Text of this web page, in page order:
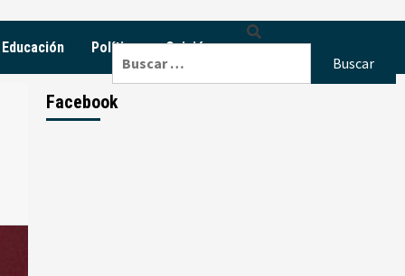
Educación Política Opinión
Facebook